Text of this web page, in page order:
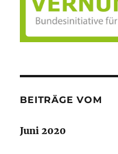
BEITRÄGE VOM
Juni 2020